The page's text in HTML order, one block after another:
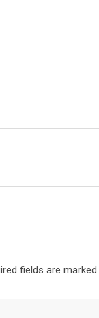
fields are marked